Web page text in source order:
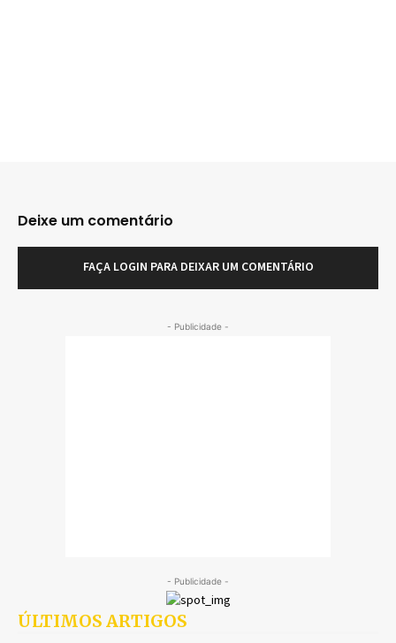
Deixe um comentário
FAÇA LOGIN PARA DEIXAR UM COMENTÁRIO
- Publicidade -
- Publicidade -
ÚLTIMOS ARTIGOS